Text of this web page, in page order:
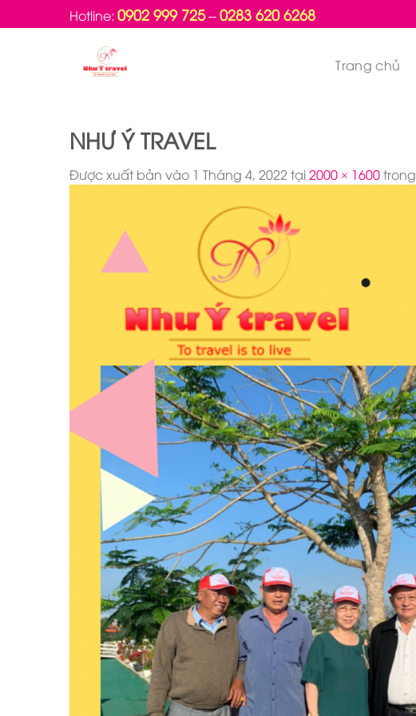
qua
Hotline: 0902 999 725--0283 620 6268
Trang chủ
NHƯ Ý TRAVEL
Được xuất bản vào 1 Tháng 4, 2022 tại 2000 × 1600trong